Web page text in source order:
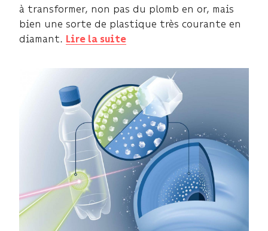
à transformer, non pas du plomb en or, mais
bien une sorte de plastique très courante en
diamant. Lire la suite